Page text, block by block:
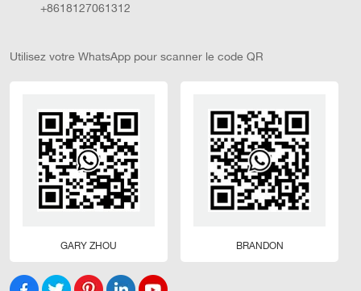
+8618127061312
Utilisez votre WhatsApp pour scanner le code QR
GARY ZHOU BRANDON